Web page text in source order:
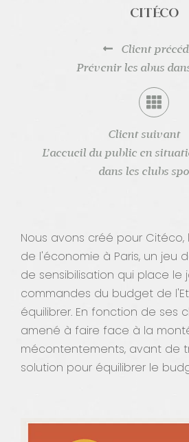
CITÉCO
Client
Prévenir les abus
Client suivant
L’accueil du public en
dans les clubs
Nous avons créé pour
de l'économie à Paris, un jeu
de sensibilisation qui place le
commandes du budget de
équilibrer. En fonction de ses
amené à faire face à la
mécontentements, avant de
solution pour équilibrer le